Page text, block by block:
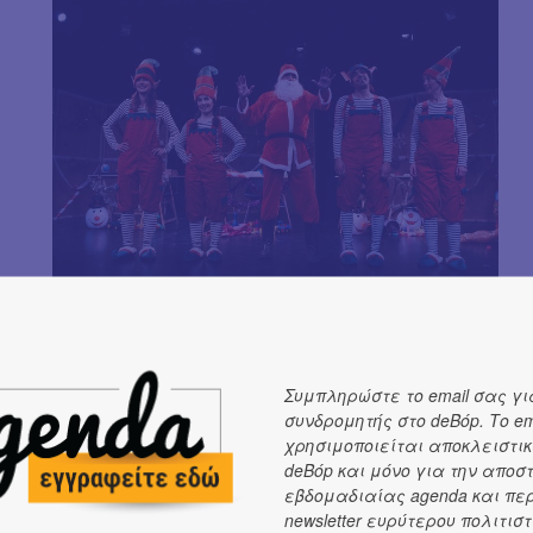
Φέτος, πρωταγωνιστείτε στην άκρως γιορτινή
Στην παράσταση μας κάνω τον ρόλο του Ντελφ. Είναι
εμφάνιση, αλλά έχει βαθιά πίστη στα Χριστούγεννα.
τα δύο σχετίζονται.
Μικροί και μεγάλοι θεατές τρυπώνουμε στο δάσος
Συμπληρώστε το email σας
συνδρομητής στο deBόp. Το
χρησιμοποιείται
deBόp και μόνο για την
εβδομαδιαίας agenda και
newsletter ευρύτερου